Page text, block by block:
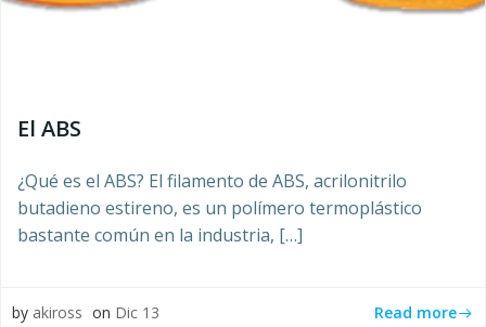
El ABS
¿Qué es el ABS? El filamento de ABS, acrilonitrilo
butadieno estireno, es un polímero termoplástico
bastante común en la industria, […]
by akiross on Dic 13 Read more